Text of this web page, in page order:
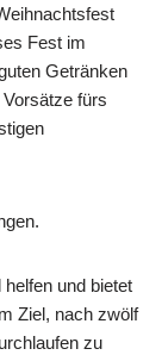
Fest im
Getränken
fürs
und bietet
Ziel, nach zwölf
zu